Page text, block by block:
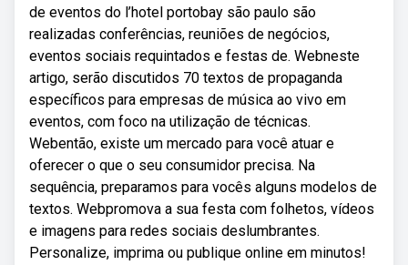
de eventos do l’hotel portobay são paulo são
realizadas conferências, reuniões de negócios,
eventos sociais requintados e festas de. Webneste
artigo, serão discutidos 70 textos de propaganda
específicos para empresas de música ao vivo em
eventos, com foco na utilização de técnicas.
Webentão, existe um mercado para você atuar e
oferecer o que o seu consumidor precisa. Na
sequência, preparamos para vocês alguns modelos de
textos. Webpromova a sua festa com folhetos, vídeos
e imagens para redes sociais deslumbrantes.
Personalize, imprima ou publique online em minutos!